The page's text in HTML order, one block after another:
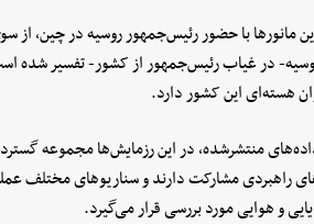
مانورها با حضور رئیس‌جمهور روسیه در چین، از
در غیاب رئیس‌جمهور از کشور- تفسیر شده
هسته‌ای این کشور دارد.
منتشرشده، در این رزمایش‌ها مجموعه
راهبردی مشارکت دارند و سناریوهای مختلف
و هوایی مورد بررسی قرار می‌گیرد.